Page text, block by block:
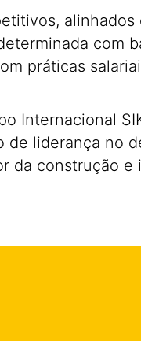
com
práticas
Internacional
de liderança no
da construção e